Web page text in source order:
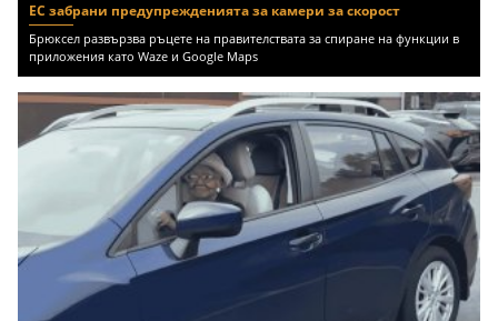
ЕС забрани предупрежденията за камери за скорост
Брюксел развързва ръцете на правителствата за спиране на функции в
приложения като Waze и Google Maps